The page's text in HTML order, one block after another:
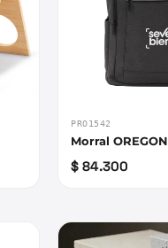
PRO1542
Morral OREGON
$ 84.300